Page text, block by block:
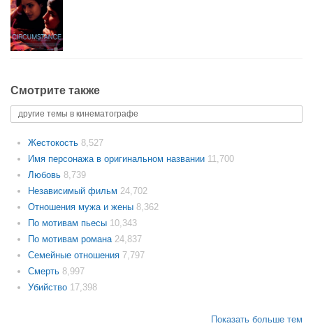
Смотрите также
другие темы в кинематографе
Жестокость 8,527
Имя персонажа в оригинальном названии 11,700
Любовь 8,739
Независимый фильм 24,702
Отношения мужа и жены 8,362
По мотивам пьесы 10,343
По мотивам романа 24,837
Семейные отношения 7,797
Смерть 8,997
Убийство 17,398
Показать больше тем